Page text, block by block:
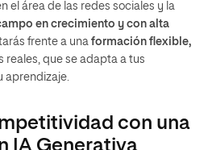
el área de las redes sociales y la
en crecimiento y con alta
frente a una formación flexible,
reales, que se adapta a tus
aprendizaje.
con una
IA Generativa